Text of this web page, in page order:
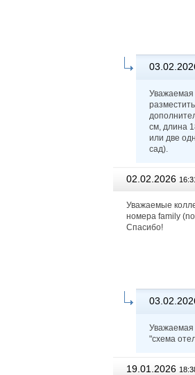
Уважаемая
см, длина
или две
сад).
02.02.2026
Уважаемые
номера family
Спасибо!
Уважаемая
"схема
19.01.2026